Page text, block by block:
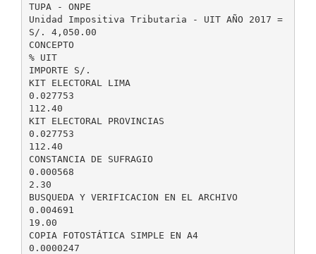
TUPA - ONPE
Unidad Impositiva Tributaria - UIT AÑO 2017 =
S/. 4,050.00
CONCEPTO
% UIT
IMPORTE S/.
KIT ELECTORAL LIMA
0.027753
112.40
KIT ELECTORAL PROVINCIAS
0.027753
112.40
CONSTANCIA DE SUFRAGIO
0.000568
2.30
BUSQUEDA Y VERIFICACION EN EL ARCHIVO
0.004691
19.00
COPIA FOTOSTÁTICA SIMPLE EN A4
0.0000247